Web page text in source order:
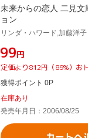
未来からの恋人 二見
ョン
リンダ・ハワード,加藤洋子
¥99円
定価より812円（89%）お
獲得ポイント 0P
在庫あり
発売年月日：2006/08/25